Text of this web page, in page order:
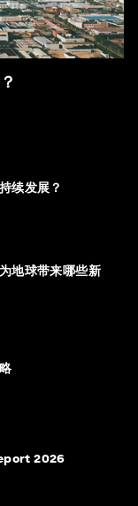
续发展？
地球带来哪些新
2026